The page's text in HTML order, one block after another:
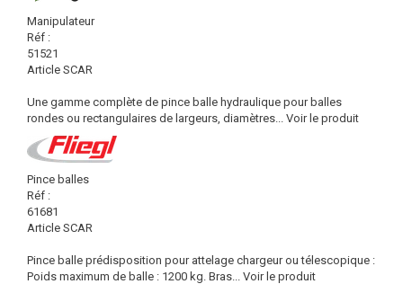
Manipulateur
Réf :
51521
Article SCAR
Une gamme complète de pince balle hydraulique pour balles
rondes ou rectangulaires de largeurs, diamètres... Voir le produit
Pince balles
Réf :
61681
Article SCAR
Pince balle prédisposition pour attelage chargeur ou télescopique :
Poids maximum de balle : 1200 kg. Bras... Voir le produit